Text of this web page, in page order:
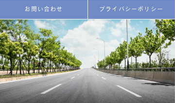
お問い合わせ プライバシーポリシー